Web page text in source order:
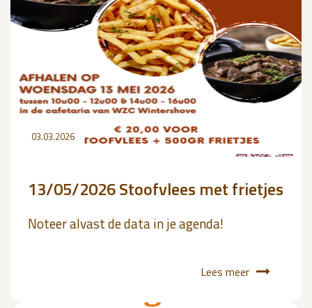
03.03.2026
13/05/2026 Stoofvlees met frietjes
Noteer alvast de data in je agenda!
Lees meer